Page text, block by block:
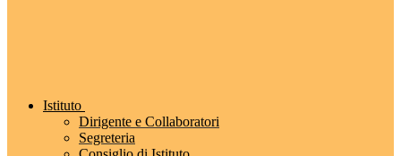
Istituto
Dirigente e Collaboratori
Segreteria